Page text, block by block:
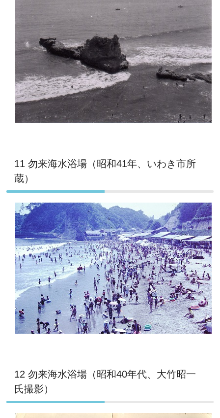
11 勿来海水浴場（昭和41年、いわき市所
蔵）
12 勿来海水浴場（昭和40年代、大竹昭一
氏撮影）